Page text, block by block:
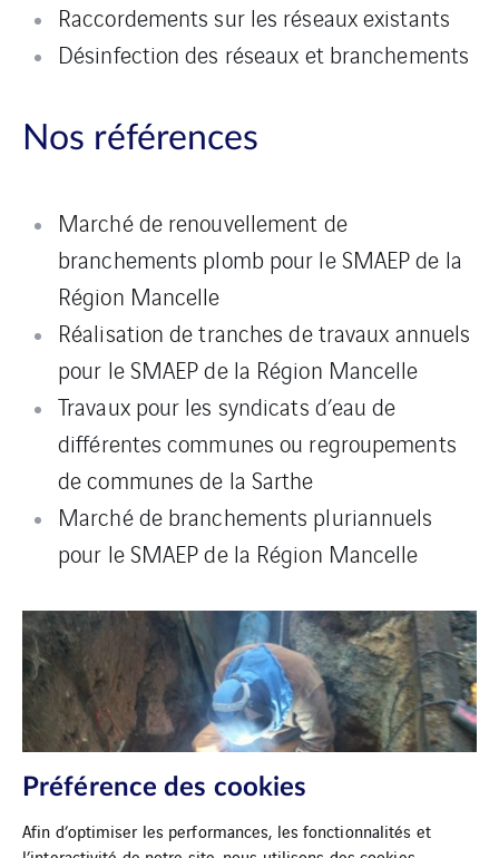
Raccordements sur les réseaux existants
Désinfection des réseaux et branchements
Nos références
Marché de renouvellement de
branchements plomb pour le SMAEP de la
Région Mancelle
Réalisation de tranches de travaux annuels
pour le SMAEP de la Région Mancelle
Travaux pour les syndicats d’eau de
différentes communes ou regroupements
de communes de la Sarthe
Marché de branchements pluriannuels
pour le SMAEP de la Région Mancelle
Préférence des cookies
Afin d’optimiser les performances, les fonctionnalités et